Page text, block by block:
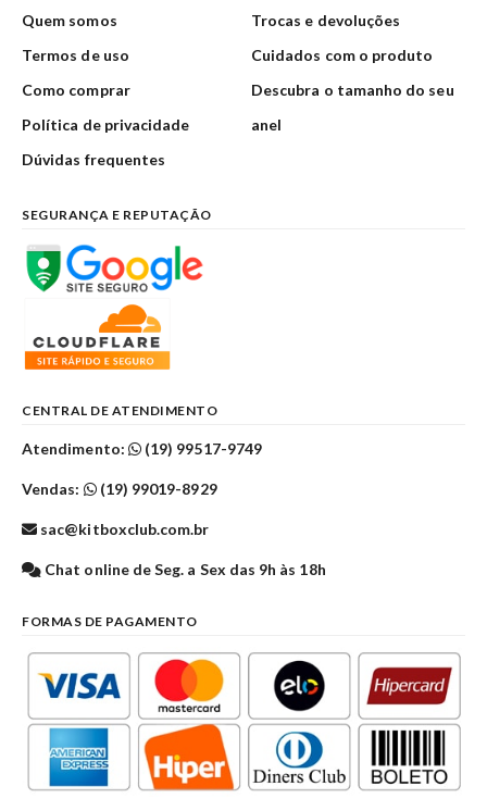
Quem somos
Termos de uso
Como comprar
Política de privacidade
Dúvidas frequentes
Trocas e devoluções
Cuidados com o produto
Descubra o tamanho do seu
anel
SEGURANÇA E REPUTAÇÃO
CENTRAL DE ATENDIMENTO
Atendimento: (19) 99517-9749
Vendas: (19) 99019-8929
sac@kitboxclub.com.br
Chat online de Seg. a Sex das 9h às 18h
FORMAS DE PAGAMENTO